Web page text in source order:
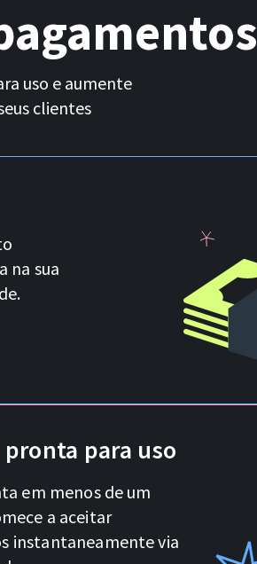
uso e aumente
clientes
na sua
pronta para uso
em menos de um
a aceitar
instantaneamente via